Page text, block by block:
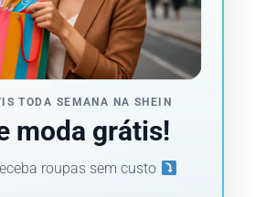
TODA SEMANA NA SHEIN
moda grátis!
roupas sem custo